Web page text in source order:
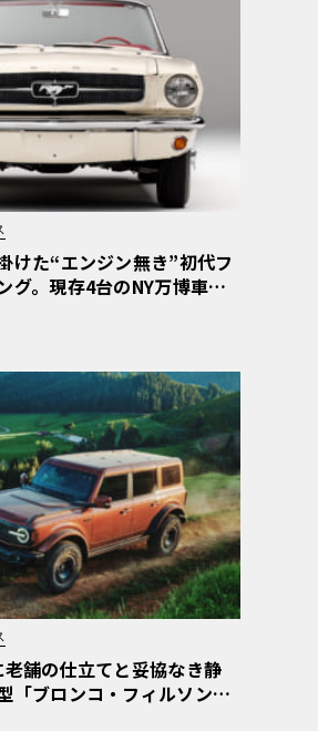
けた“エンジン無き”初代フ
グ。現存4台のNY万博車両
へ
舗の仕立てと妥協なき静
「ブロンコ・フィルソン」